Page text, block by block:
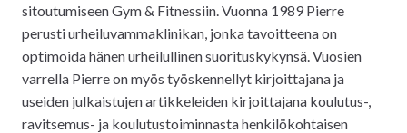
sitoutumiseen Gym & Fitnessiin. Vuonna 1989 Pierre
perusti urheiluvammaklinikan, jonka tavoitteena on
optimoida hänen urheilullinen suorituskykynsä. Vuosien
varrella Pierre on myös työskennellyt kirjoittajana ja
useiden julkaistujen artikkeleiden kirjoittajana koulutus-,
ravitsemus- ja koulutustoiminnasta henkilökohtaisen